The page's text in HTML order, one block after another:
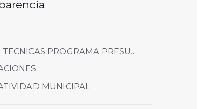
TECNICAS PROGRAMA PRESU...
MUNICIPAL